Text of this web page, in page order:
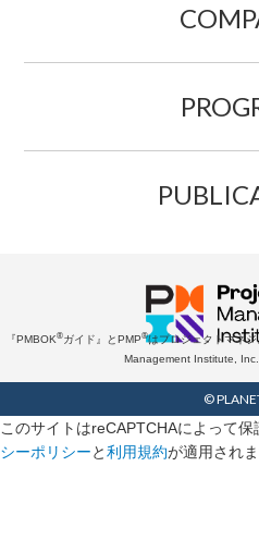
『PMBOK®ガイド』とPMP®はプロジェクトマネ
Management Institute, Inc.
©
このサイトはreCAPTCHAによって
シーポリシーと利用規約が適用されま